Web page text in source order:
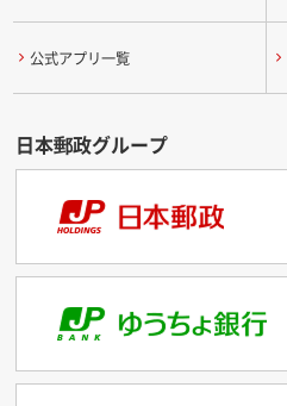
公式アプリ一覧